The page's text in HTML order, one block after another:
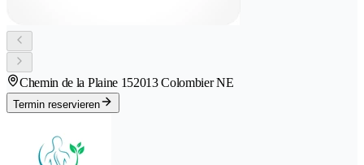
Chemin de la Plaine 152013 Colombier NE
Termin reservieren